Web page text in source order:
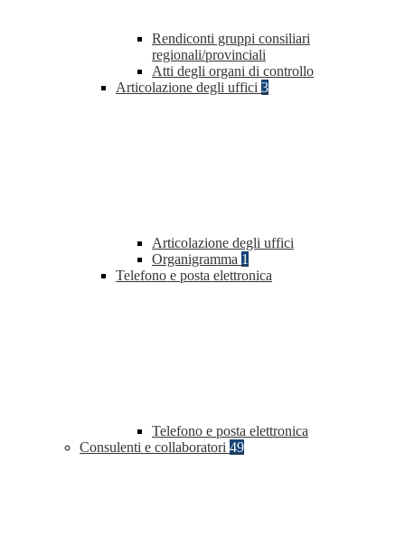
Rendiconti gruppi consiliari
regionali/provinciali
Atti degli organi di controllo
Articolazione degli uffici 3
Articolazione degli uffici
Organigramma 1
Telefono e posta elettronica
Telefono e posta elettronica
Consulenti e collaboratori 49